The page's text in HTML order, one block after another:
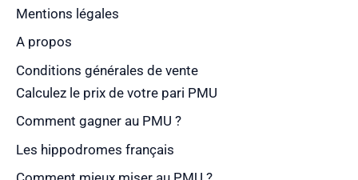
Mentions légales
A propos
Conditions générales de vente
Calculez le prix de votre pari PMU
Comment gagner au PMU ?
Les hippodromes français